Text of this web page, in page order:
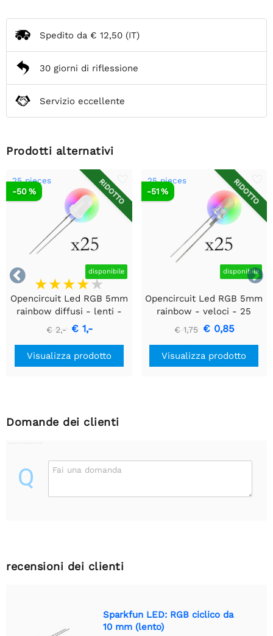
Spedito da € 12,50 (IT)
30 giorni di riflessione
Servizio eccellente
Prodotti alternativi


RIDOTTO
25 pieces
disponibile
-50 %
Opencircuit Led RGB 5mm
rainbow diffusi - lenti -
25 pz
€ 2,- € 1,-
Visualizza prodotto
RIDOTTO
25 pieces
disponibile
-51 %
Opencircuit Led RGB 5mm
rainbow - veloci - 25
pezzi
€ 1,75 € 0,85
Visualizza prodotto
Domande dei clienti
Q Fai una domanda
recensioni dei clienti
Sparkfun LED: RGB ciclico da
10 mm (lento)